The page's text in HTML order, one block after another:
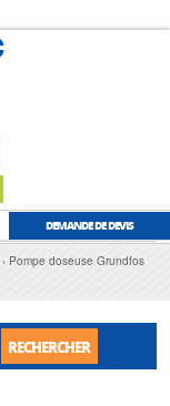
DEMANDE DE DEVIS
Pompe doseuse Grundfos
RECHERCHER